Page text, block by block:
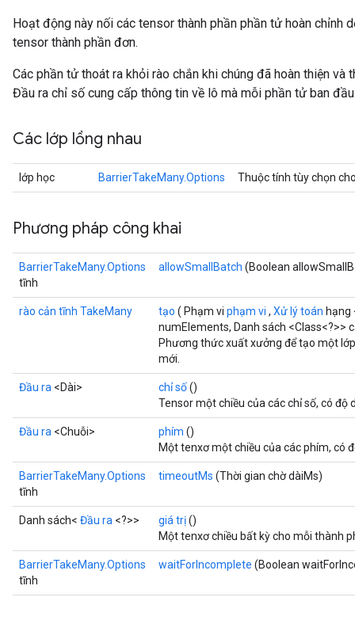
Hoạt động này nối các tensor thành phần phần tử hoàn chỉnh
tensor thành phần đơn.
Các phần tử thoát ra khỏi rào chắn khi chúng đã hoàn thiện
Đầu ra chỉ số cung cấp thông tin về lô mà mỗi phần tử ban
Các lớp lồng nhau
lớp học BarrierTakeMany.Options Thuộc tính tùy chọn
Phương pháp công khai
BarrierTakeMany.Options
tĩnh
allowSmallBatch (Boolean
rào cản tĩnh TakeMany tạo ( Phạm vi phạm vi , Xử lý toán hạng
numElements, Danh sách <Class<?>>
Phương thức xuất xưởng để tạo một
mới.
Đầu ra <Dài> chỉ số()
Tensor một chiều của các chỉ số, có độ
Đầu ra <Chuỗi> phím ()
Một tenxơ một chiều của các phím, có
BarrierTakeMany.Options
tĩnh
timeoutMs (Thời gian chờ dàiMs)
Danh sách< Đầu ra <?>> giá trị()
Một tenxơ chiều bất kỳ cho mỗi thành
BarrierTakeMany.Options
tĩnh
waitForIncomplete (Boolean